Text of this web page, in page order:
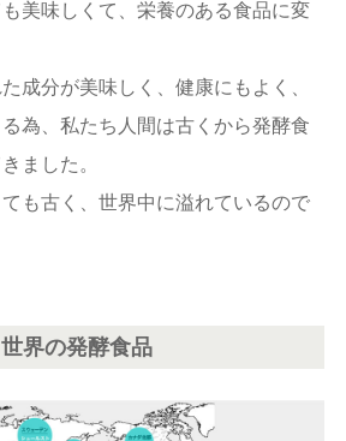
美味しくて、栄養のある食品に変
成分が美味しく、健康にもよく、
為、私たち人間は古くから発酵食
ました。
も古く、世界中に溢れているので
世界の発酵食品